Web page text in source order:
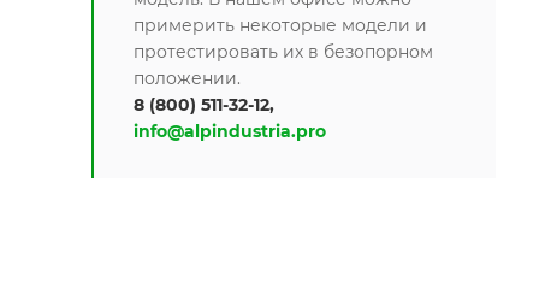
примерить некоторые модели и
протестировать их в безопорном
положении.
8 (800) 511-32-12,
info@alpindustria.pro